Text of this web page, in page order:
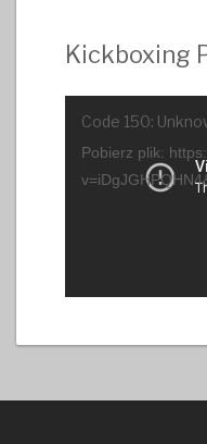
Kickboxing
Code 150:
Pobierz plik: